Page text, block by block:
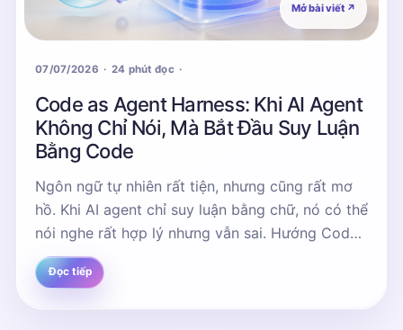
Mở bài viết ↗
07/07/2026 24 phút đọc
Code as Agent Harness: Khi AI Agent
Không Chỉ Nói, Mà Bắt Đầu Suy Luận
Bằng Code
Ngôn ngữ tự nhiên rất tiện, nhưng cũng rất mơ
hồ. Khi AI agent chỉ suy luận bằng chữ, nó có thể
nói nghe rất hợp lý nhưng vẫn sai. Hướng Code
as Agent Harness đề xuất một cách nhìn...
Đọc tiếp